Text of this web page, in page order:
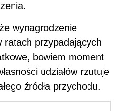
wynagrodzenie
ratach przypadających
bowiem moment
udziałów rzutuje
źródła przychodu.